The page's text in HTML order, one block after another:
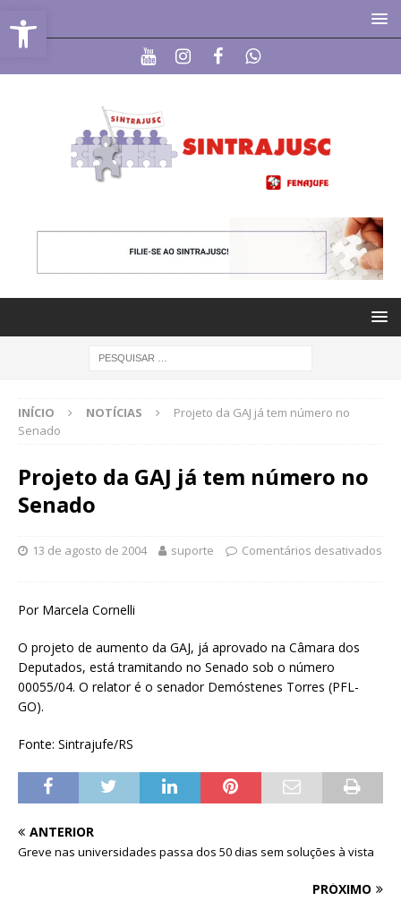
Abrir a barra de ferramentas
INÍCIO NOTÍCIAS
Projeto da GAJ já tem número no
Senado
Projeto da GAJ já tem número no
Senado
13 de agosto de 2004 suporte Comentários desativados
Por Marcela Cornelli
O projeto de aumento da GAJ, já aprovado na Câmara dos
Deputados, está tramitando no Senado sob o número
00055/04. O relator é o senador Demóstenes Torres (PFL-
GO).
Fonte: Sintrajufe/RS
ANTERIOR
Greve nas universidades passa dos 50 dias sem soluções à vista
PRÓXIMO